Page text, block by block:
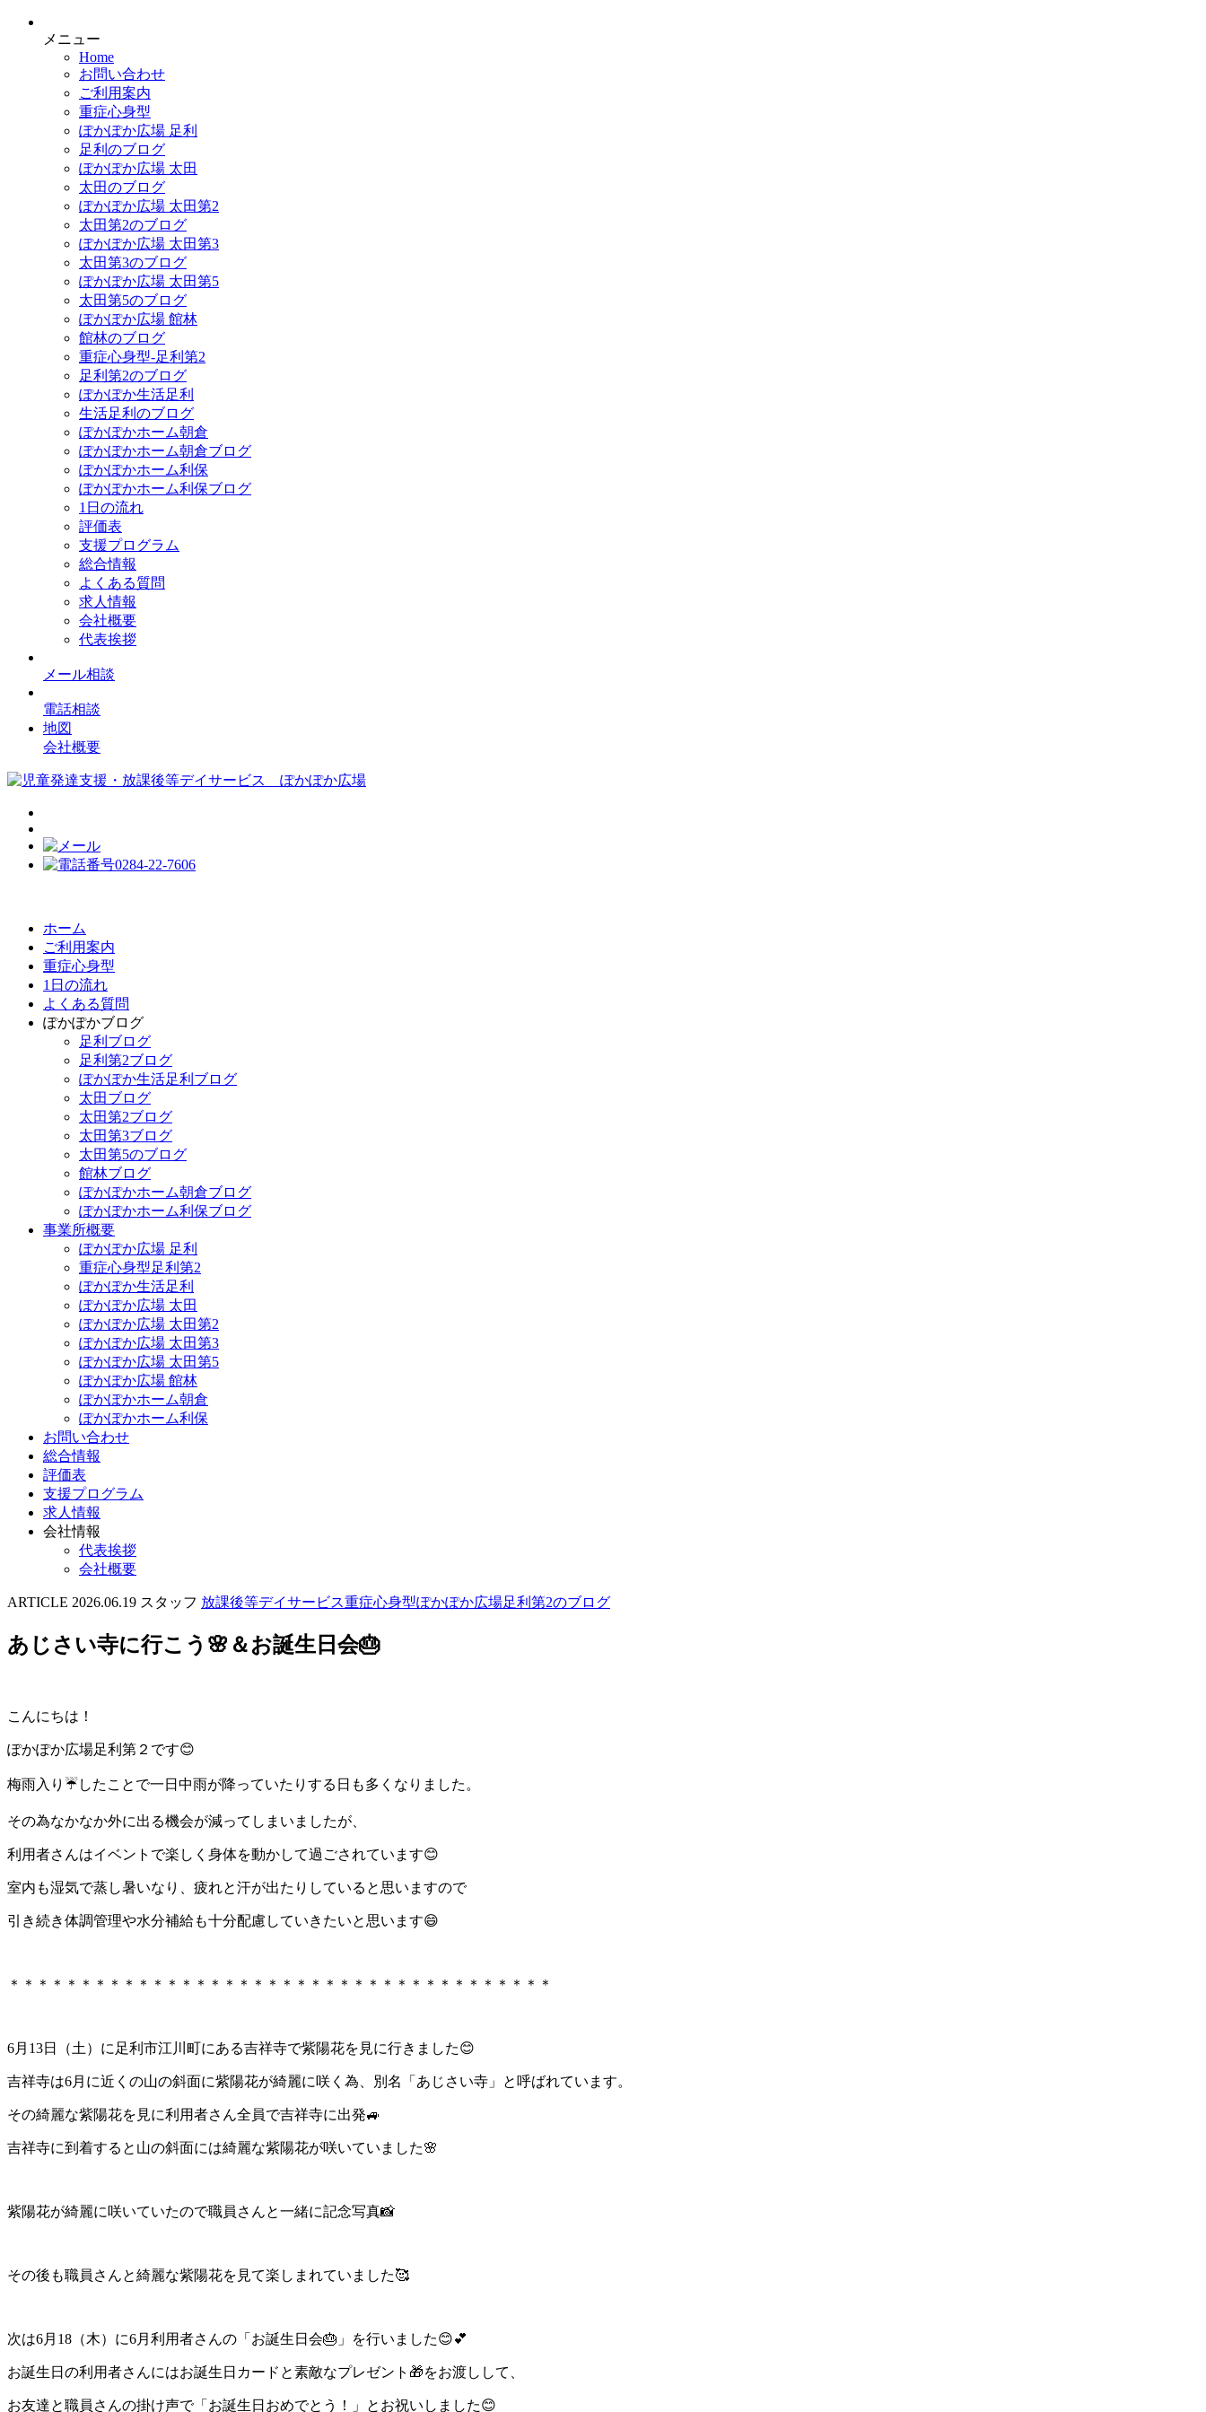
メニュー
Home
お問い合わせ
ご利用案内
重症心身型
ぽかぽか広場 足利
足利のブログ
ぽかぽか広場 太田
太田のブログ
ぽかぽか広場 太田第2
太田第2のブログ
ぽかぽか広場 太田第3
太田第3のブログ
ぽかぽか広場 太田第5
太田第5のブログ
ぽかぽか広場 館林
館林のブログ
重症心身型-足利第2
足利第2のブログ
ぽかぽか生活足利
生活足利のブログ
ぽかぽかホーム朝倉
ぽかぽかホーム朝倉ブログ
ぽかぽかホーム利保
ぽかぽかホーム利保ブログ
1日の流れ
評価表
支援プログラム
総合情報
よくある質問
求人情報
会社概要
代表挨拶
メール相談
電話相談
地図
会社概要
ホーム
ご利用案内
重症心身型
1日の流れ
よくある質問
ぽかぽかブログ
足利ブログ
足利第2ブログ
ぽかぽか生活足利ブログ
太田ブログ
太田第2ブログ
太田第3ブログ
太田第5のブログ
館林ブログ
ぽかぽかホーム朝倉ブログ
ぽかぽかホーム利保ブログ
事業所概要
ぽかぽか広場 足利
重症心身型足利第2
ぽかぽか生活足利
ぽかぽか広場 太田
ぽかぽか広場 太田第2
ぽかぽか広場 太田第3
ぽかぽか広場 太田第5
ぽかぽか広場 館林
ぽかぽかホーム朝倉
ぽかぽかホーム利保
お問い合わせ
総合情報
評価表
支援プログラム
求人情報
会社情報
代表挨拶
会社概要
ARTICLE 2026.06.19 スタッフ 放課後等デイサービス重症心身型ぽかぽか広場足利第2のブログ
あじさい寺に行こう🌸＆お誕生日会🎂
こんにちは！
ぽかぽか広場足利第２です😊
梅雨入り☔したことで一日中雨が降っていたりする日も多くなりました。
その為なかなか外に出る機会が減ってしまいましたが、
利用者さんはイベントで楽しく身体を動かして過ごされています😊
室内も湿気で蒸し暑いなり、疲れと汗が出たりしていると思いますので
引き続き体調管理や水分補給も十分配慮していきたいと思います😄
＊＊＊＊＊＊＊＊＊＊＊＊＊＊＊＊＊＊＊＊＊＊＊＊＊＊＊＊＊＊＊＊＊＊＊＊＊＊
6月13日（土）に足利市江川町にある吉祥寺で紫陽花を見に行きました😊
吉祥寺は6月に近くの山の斜面に紫陽花が綺麗に咲く為、別名「あじさい寺」と呼ばれています。
その綺麗な紫陽花を見に利用者さん全員で吉祥寺に出発🚙
吉祥寺に到着すると山の斜面には綺麗な紫陽花が咲いていました🌸
紫陽花が綺麗に咲いていたので職員さんと一緒に記念写真📸
その後も職員さんと綺麗な紫陽花を見て楽しまれていました🥰
次は6月18（木）に6月利用者さんの「お誕生日会🎂」を行いました😊💕
お誕生日の利用者さんにはお誕生日カードと素敵なプレゼント🎁をお渡しして、
お友達と職員さんの掛け声で「お誕生日おめでとう！」とお祝いしました😊